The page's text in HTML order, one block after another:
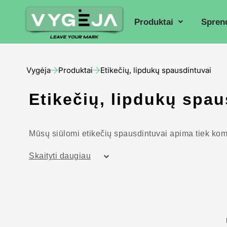
Produktai
Vygėja Produktai Etikečių, lipdukų spausdintuvai
Etikečių, lipdukų
Mūsų siūlomi etikečių spausdintuvai apima tiek
Skaityti daugiau